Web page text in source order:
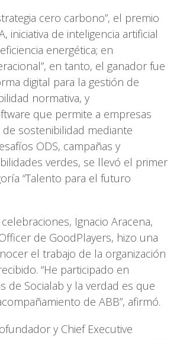
cero carbono”, el premio
iniciativa de inteligencia artificial
energética; en
en tanto, el ganador fue
digital para la gestión de
normativa, y
que permite a empresas
sostenibilidad mediante
ODS, campañas y
verdes, se llevó el primer
“Talento para el futuro
Ignacio Aracena,
de GoodPlayers, hizo una
el trabajo de la organización
“He participado en
de Socialab y la verdad es que
de ABB”, afirmó.
y Chief Executive